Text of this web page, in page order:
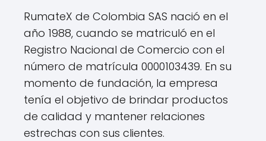
RumateX de Colombia SAS nació en el
año 1988, cuando se matriculó en el
Registro Nacional de Comercio con el
número de matrícula 0000103439. En su
momento de fundación, la empresa
tenía el objetivo de brindar productos
de calidad y mantener relaciones
estrechas con sus clientes.